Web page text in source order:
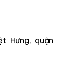
Hưng, quận